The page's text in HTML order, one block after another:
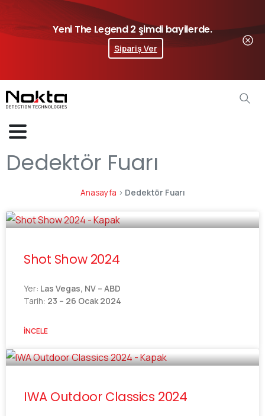
Yeni The Legend 2 şimdi bayilerde.
Sipariş Ver
Dedektör Fuarı
Anasayfa > Dedektör Fuarı
Shot Show 2024
Yer: Las Vegas, NV – ABD
Tarih: 23 – 26 Ocak 2024
İNCELE
IWA Outdoor Classics 2024